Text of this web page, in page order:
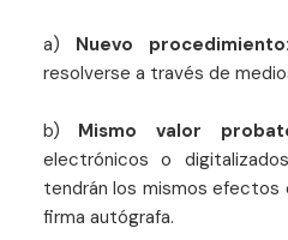
a) Nuevo procedimiento:
resolverse a través de
b) Mismo valor
electrónicos o
tendrán los mismos efectos
firma autógrafa.